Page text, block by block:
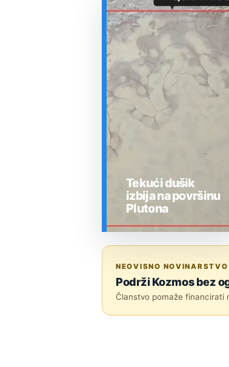
Tekući dušik
izbija na površinu
Plutona
NEOVISNO NOVINARSTVO
Podrži Kozmos bez
Članstvo pomaže financirati